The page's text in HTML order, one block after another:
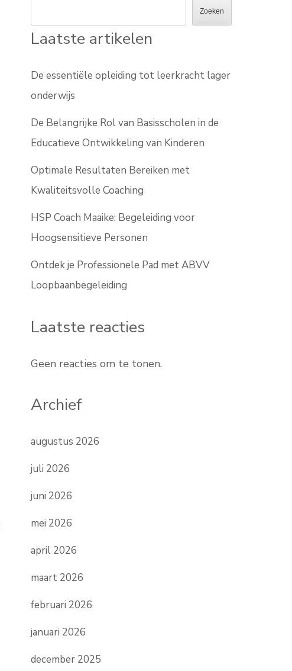
Zoeken
Laatste artikelen
De essentiële opleiding tot leerkracht lager
onderwijs
De Belangrijke Rol van Basisscholen in de
Educatieve Ontwikkeling van Kinderen
Optimale Resultaten Bereiken met
Kwaliteitsvolle Coaching
HSP Coach Maaike: Begeleiding voor
Hoogsensitieve Personen
Ontdek je Professionele Pad met ABVV
Loopbaanbegeleiding
Laatste reacties
Geen reacties om te tonen.
Archief
augustus 2026
juli 2026
juni 2026
mei 2026
april 2026
maart 2026
februari 2026
januari 2026
december 2025